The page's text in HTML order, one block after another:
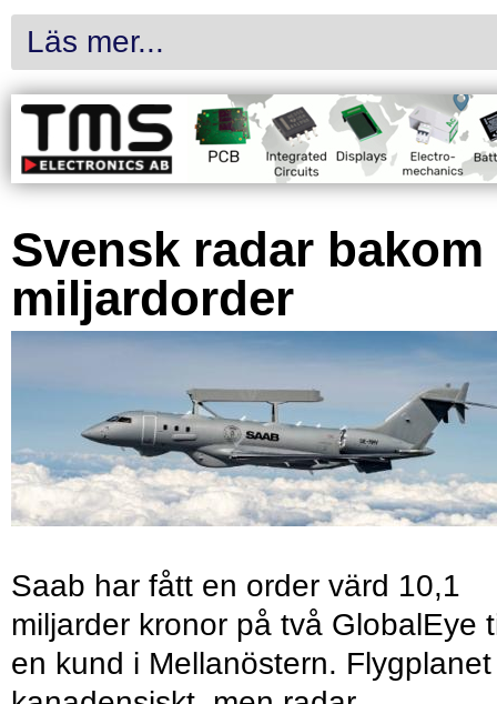
Läs mer...
Svensk radar bakom
miljardorder
Saab har fått en order värd 10,1
miljarder kronor på två GlobalEye
en kund i Mellanöstern.